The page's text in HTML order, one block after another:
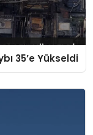
35’e Yükseldi